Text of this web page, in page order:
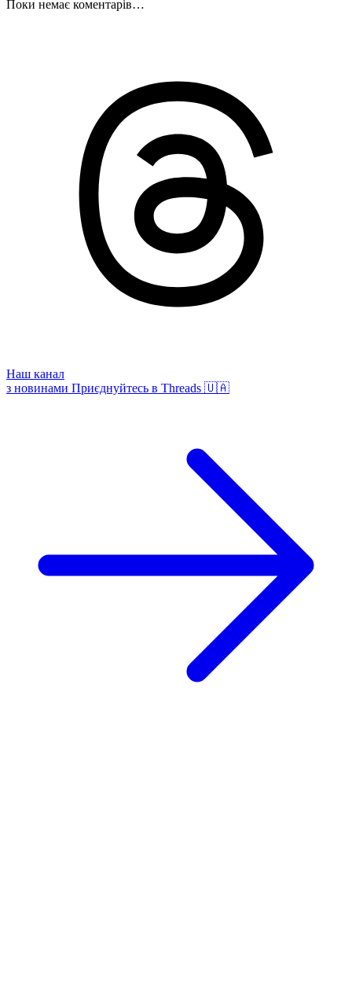
Поки немає коментарів…
Наш канал
з новинами Приєднуйтесь в Threads 🇺🇦